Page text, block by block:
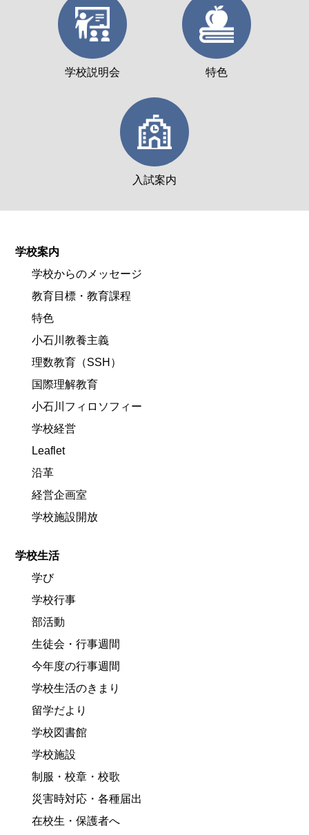
学校説明会 特色
入試案内
学校案内
学校からのメッセージ
教育目標・教育課程
特色
小石川教養主義
理数教育（SSH）
国際理解教育
小石川フィロソフィー
学校経営
Leaflet
沿革
経営企画室
学校施設開放
学校生活
学び
学校行事
部活動
生徒会・行事週間
今年度の行事週間
学校生活のきまり
留学だより
学校図書館
学校施設
制服・校章・校歌
災害時対応・各種届出
在校生・保護者へ